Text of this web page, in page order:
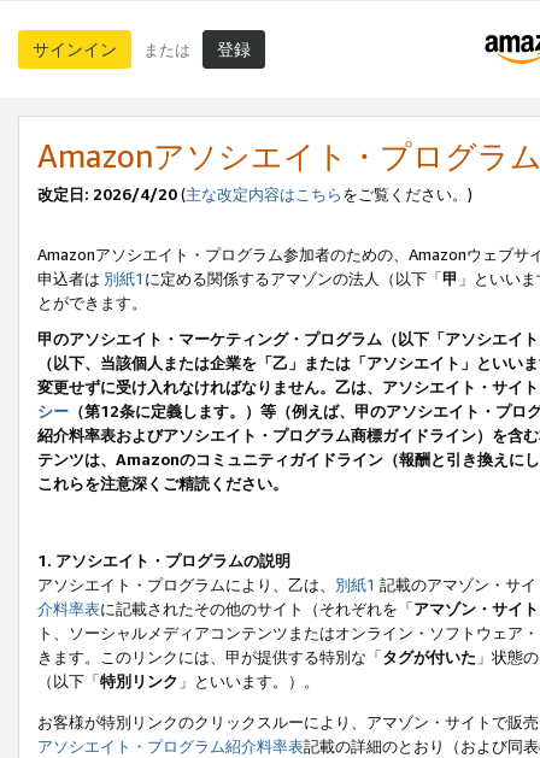
サインイン または 登録
Amazonアソシエイト・プログラ
改定日: 2026/4/20(主な改定内容はこちらをご覧ください。)
Amazonアソシエイト・プログラム参加者のための、Amazonウェブサ
申込者は 別紙1 に定める関係するアマゾンの法人（以下「甲 」といい
とができます。
甲のアソシエイト・マーケティング・プログラム（以下「アソシエイ
（以下、当該個人または企業を「乙」または「アソシエイト」とい
変更せずに受け入れなければなりません。乙は、アソシエイト・サイ
シー （第12条に定義します。）等（例えば、甲のアソシエイト・プ
紹介料率表およびアソシエイト・プログラム商標ガイドライン）を
テンツは、Amazonのコミュニティガイドライン（報酬と引き換えに
これらを注意深くご精読ください。
1. アソシエイト・プログラムの説明
アソシエイト・プログラムにより、乙は、 別紙1 記載のアマゾン・サ
介料率表に記載されたその他のサイト（それぞれを「アマゾン・サイト
ト、ソーシャルメディアコンテンツまたはオンライン・ソフトウェア
きます。このリンクには、甲が提供する特別な「タグが付いた 」状態
（以下「特別リンク 」といいます。）。
お客様が特別リンクのクリックスルーにより、アマゾン・サイトで販
アソシエイト・プログラム紹介料率表記載の詳細のとおり（および同